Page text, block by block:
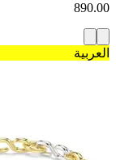
890.00
العربية